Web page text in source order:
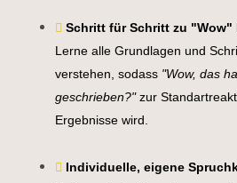
Schritt für Schritt zu "Wow"
Lerne alle Grundlagen und
verstehen, sodass "Wow, das
geschrieben?"zur
Ergebnisse wird.
Individuelle, eigene